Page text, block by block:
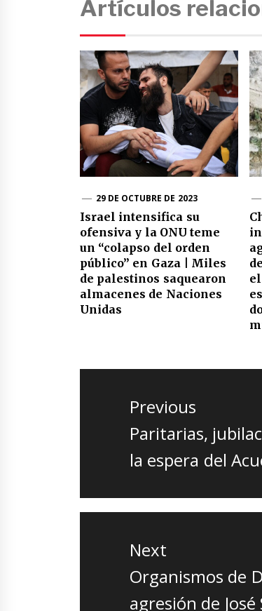
Artículos
29 DE OCTUBRE DE 2023
Israel intensifica su
ofensiva y la ONU teme
un “colapso del orden
público” en Gaza | Miles
de palestinos saquearon
almacenes de Naciones
Unidas
Navegación
entradas
Previous
Previous
post:
Paritarias,
la espera del
Next
Next
post:
Organismos de
agresión de